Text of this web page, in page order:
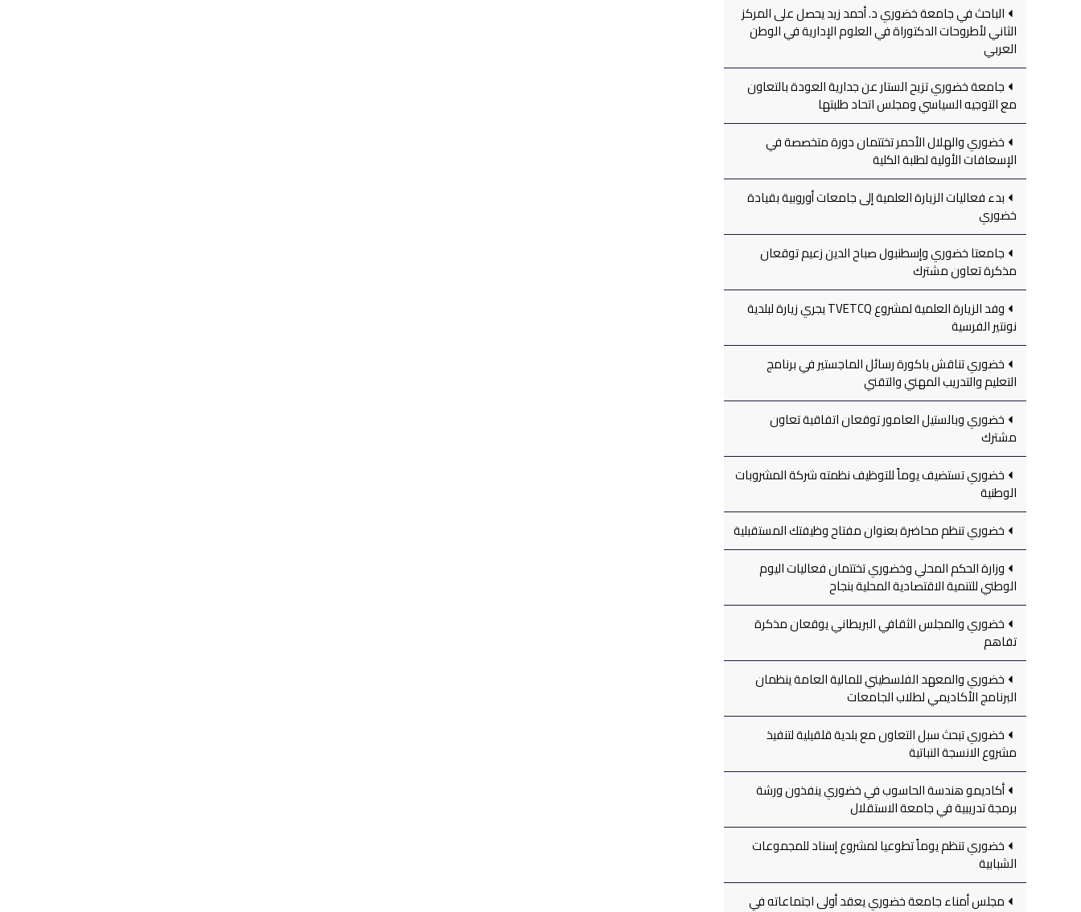
الباحث في جامعة خضوري د. أحمد زيد يحصل على المركز
الثاني لأطروحات الدكتوراة في العلوم الإدارية في الوطن
العربي
جامعة خضوري تزيح الستار عن جدارية العودة بالتعاون
مع التوجيه السياسي ومجلس اتحاد طلبتها
خضوري والهلال الأحمر تختتمان دورة متخصصة في
الإسعافات الأولية لطلبة الكلية
بدء فعاليات الزيارة العلمية إلى جامعات أوروبية بقيادة
خضوري
جامعتا خضوري وإسطنبول صباح الدين زعيم توقعان
مذكرة تعاون مشترك
وفد الزيارة العلمية لمشروع TVETCQ يجري زيارة لبلدية
نونتير الفرسية
خضوري تناقش باكورة رسائل الماجستير في برنامج
التعليم والتدريب المهني والتقني
خضوري وبالستيل العامور توقعان اتفاقية تعاون
مشترك
خضوري تستضيف يوماً للتوظيف نظمته شركة المشروبات
الوطنية
خضوري تنظم محاضرة بعنوان مفتاح وظيفتك المستقبلية
وزارة الحكم المحلي وخضوري تختتمان فعاليات اليوم
الوطني للتنمية الاقتصادية المحلية بنجاح
خضوري والمجلس الثقافي البريطاني يوقعان مذكرة
تفاهم
خضوري والمعهد الفلسطيني للمالية العامة ينظمان
البرنامج الأكاديمي لطلاب الجامعات
خضوري تبحث سبل التعاون مع بلدية قلقيلية لتنفيذ
مشروع الانسجة النباتية
أكاديمو هندسة الحاسوب في خضوري ينفذون ورشة
برمجة تدريبية في جامعة الاستقلال
خضوري تنظم يوماً تطوعيا لمشروع إسناد للمجموعات
الشبابية
مجلس أمناء جامعة خضوري يعقد أولى اجتماعاته في